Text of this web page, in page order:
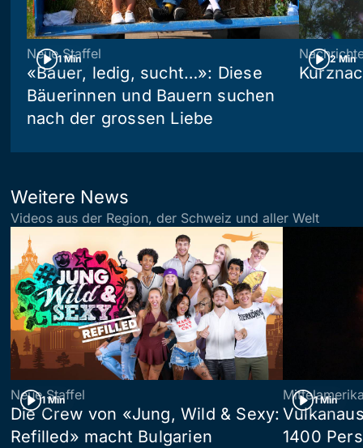
1 Min
Neue Staffel
«Bauer, ledig, sucht…»: Diese
Bäuerinnen und Bauern suchen
nach der grossen Liebe
2 Min
Weitere News
Videos aus der Region, der Schweiz und aller Welt
1 Min
Neue Staffel
Die Crew von «Jung, Wild & Sexy:
Refilled» macht Bulgarien
1 Min
1400